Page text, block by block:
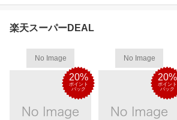
楽天スーパーDEAL
No Image
20%
ポイント
バック
No Image
20%
ポイント
バック